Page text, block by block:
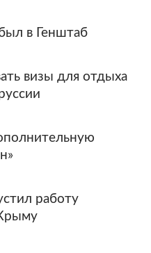
в Генштаб
визы для отдыха
работу